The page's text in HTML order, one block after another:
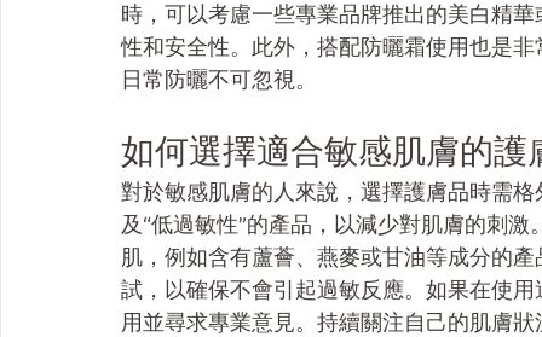
時，可以考慮一些專業品牌推出的美白精
性和安全性。此外，搭配防曬霜使用也是
日常防曬不可忽視。
如何選擇適合敏感肌膚的護
對於敏感肌膚的人來說，選擇護膚品時需
及“低過敏性”的產品，以減少對肌膚的刺
肌，例如含有蘆薈、燕麥或甘油等成分的
試，以確保不會引起過敏反應。如果在使
用並尋求專業意見。持續關注自己的肌膚